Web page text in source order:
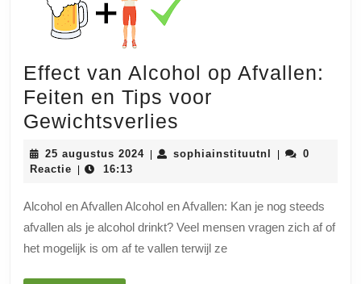
Effect van Alcohol op Afvallen:
Feiten en Tips voor
Gewichtsverlies
van
Afvallen:
Feiten
25 augustus 202425
sophiainstituutnl
0
Reactie
16:13
Alcohol en Afvallen Alcohol en Afvallen: Kan je nog steeds
afvallen als je alcohol drinkt? Veel mensen vragen zich af of
het mogelijk is om af te vallen terwijl ze